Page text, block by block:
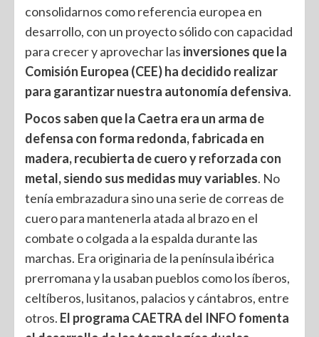
consolidarnos como referencia europea en
desarrollo, con un proyecto sólido con capacidad
para crecer y aprovechar las inversiones que la
Comisión Europea (CEE) ha decidido realizar
para garantizar nuestra autonomía defensiva.
Pocos saben que la Caetra era un arma de
defensa con forma redonda, fabricada en
madera, recubierta de cuero y reforzada con
metal, siendo sus medidas muy variables. No
tenía embrazadura sino una serie de correas de
cuero para mantenerla atada al brazo en el
combate o colgada a la espalda durante las
marchas. Era originaria de la península ibérica
prerromana y la usaban pueblos como los íberos,
celtíberos, lusitanos, palacios y cántabros, entre
otros. El programa CAETRA del INFO fomenta